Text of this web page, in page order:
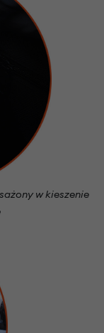
w kieszenie